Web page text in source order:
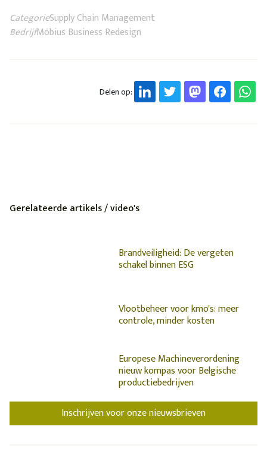
CategorieSupply Chain Management
BedrijfMöbius Business Redesign
Delen op:
Gerelateerde artikels / video's
Brandveiligheid: De vergeten
schakel binnen ESG
Vlootbeheer voor kmo's: meer
controle, minder kosten
Europese Machineverordening
nieuw kompas voor Belgische
productiebedrijven
Inschrijven voor onze nieuwsbrieven